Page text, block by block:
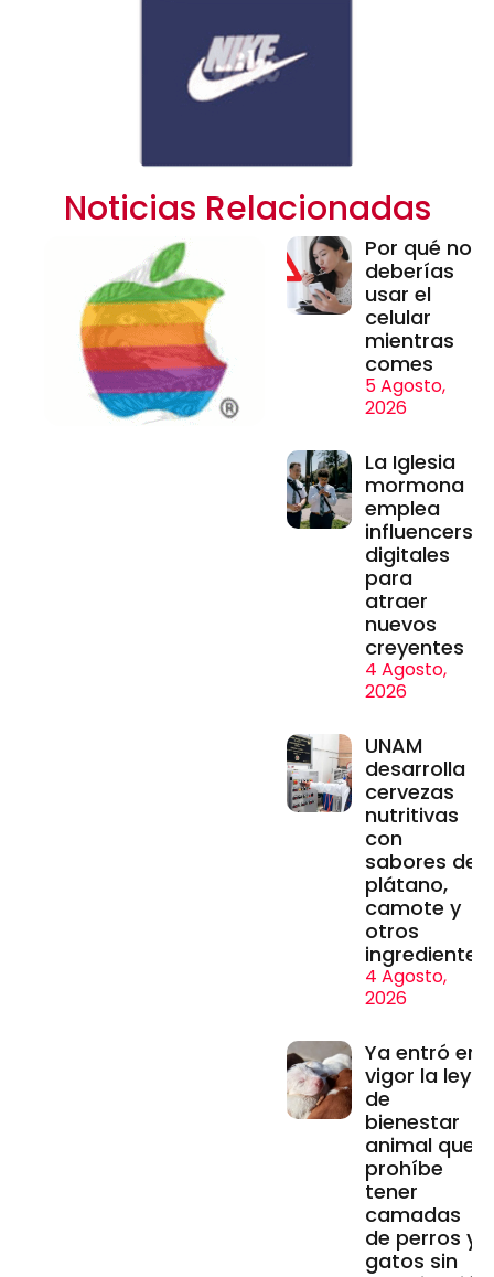
Noticias Relacionadas
Por qué no
deberías
usar el
celular
mientras
comes
5 Agosto,
2026
La Iglesia
mormona
emplea
influencers
digitales
para
atraer
nuevos
creyentes
4 Agosto,
2026
UNAM
desarrolla
cervezas
nutritivas
con
sabores de
plátano,
camote y
otros
ingredientes
4 Agosto,
2026
Ya entró en
vigor la ley
de
bienestar
animal que
prohíbe
tener
camadas
de perros y
gatos sin